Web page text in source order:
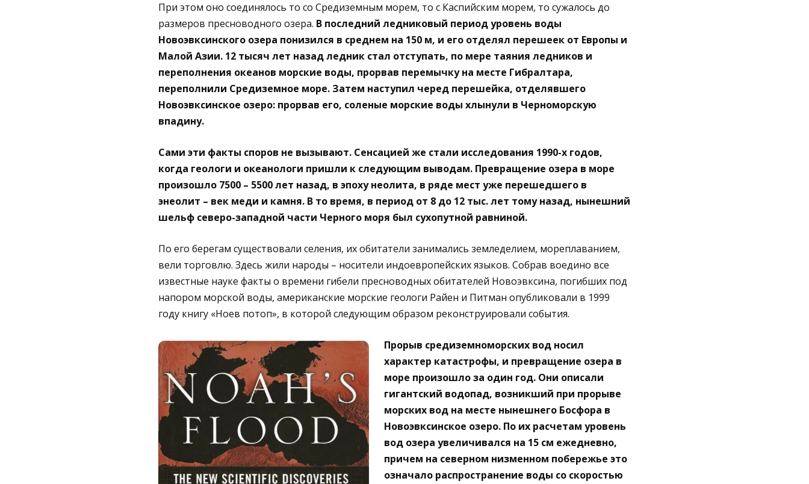
При этом оно соединялось то со Средиземным морем, то с Каспийским морем, то сужалось до
размеров пресноводного озера. В последний ледниковый период уровень воды
Новоэвксинского озера понизился в среднем на 150 м, и его отделял перешеек от Европы и
Малой Азии. 12 тысяч лет назад ледник стал отступать, по мере таяния ледников и
переполнения океанов морские воды, прорвав перемычку на месте Гибралтара,
переполнили Средиземное море. Затем наступил черед перешейка, отделявшего
Новоэвксинское озеро: прорвав его, соленые морские воды хлынули в Черноморскую
впадину.
Сами эти факты споров не вызывают. Сенсацией же стали исследования 1990-х годов,
когда геологи и океанологи пришли к следующим выводам. Превращение озера в море
произошло 7500 – 5500 лет назад, в эпоху неолита, в ряде мест уже перешедшего в
энеолит – век меди и камня. В то время, в период от 8 до 12 тыс. лет тому назад, нынешний
шельф северо-западной части Черного моря был сухопутной равниной.
По его берегам существовали селения, их обитатели занимались земледелием, мореплаванием,
вели торговлю. Здесь жили народы – носители индоевропейских языков. Собрав воедино все
известные науке факты о времени гибели пресноводных обитателей Новоэвксина, погибших под
напором морской воды, американские морские геологи Райен и Питман опубликовали в 1999
году книгу «Ноев потоп», в которой следующим образом реконструировали события.
Прорыв средиземноморских вод носил
характер катастрофы, и превращение озера в
море произошло за один год. Они описали
гигантский водопад, возникший при прорыве
морских вод на месте нынешнего Босфора в
Новоэвксинское озеро. По их расчетам уровень
вод озера увеличивался на 15 см ежедневно,
причем на северном низменном побережье это
означало распространение воды со скоростью